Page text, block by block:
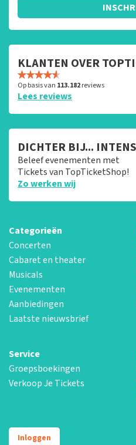
KLANTEN OVER
Op basis van 113.182reviews
Lees reviews
DICHTER BIJ...
Beleef evenementen met
Tickets van TopTicketShop!
Zo werken wij
Categorieën
Concerten
Cabaret en theater
Musicals
Evenementen
Aanbiedingen
Laatste nieuwsbrief
Service
Groepsboekingen
Verkoop Je Tickets
Inloggen